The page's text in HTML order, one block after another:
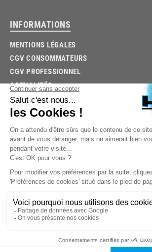
03.85.32.96.74
© 2026 -KPX PARTS- SITE CRÉÉ PAR
INFORMATIONS
MENTIONS LÉGALES
CGV CONSOMMATEURS
CGV PROFESSIONNEL
ACTUALITÉS
TROUVEZ LA